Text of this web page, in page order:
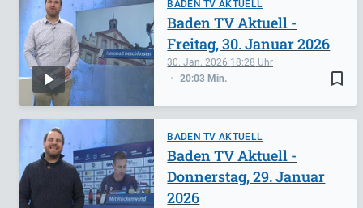
BADEN TV AKTUELL
bookmark_border
30. Jan. 2026 18:28
20:03 Min.
Baden TV Aktuell -
Freitag, 30. Januar 2026
BADEN TV AKTUELL
Baden TV Aktuell -
Donnerstag, 29. Januar
2026